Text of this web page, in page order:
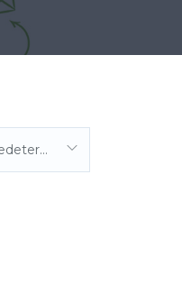
Orden predeterminada